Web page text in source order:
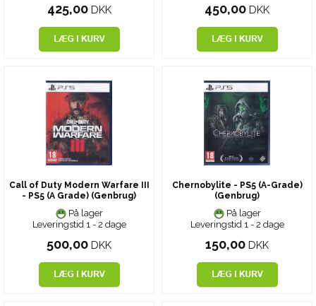
425,00 DKK 450,00 DKK
Call of Duty Modern Warfare III
- PS5 (A Grade) (Genbrug)
På lager
Leveringstid 1 - 2 dage
500,00 DKK
Chernobylite - PS5 (A-Grade)
(Genbrug)
På lager
Leveringstid 1 - 2 dage
150,00 DKK